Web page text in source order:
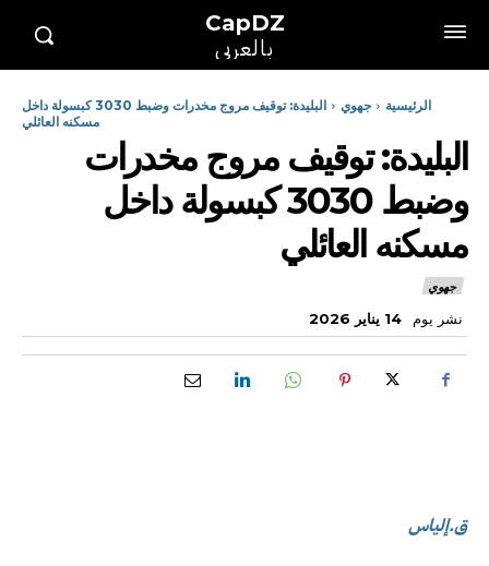
CapDZ
بالعربي
الرئيسية جهوي
البليدة: توقيف مروج مخدرات وضبط 3030 كبسولة داخل
مسكنه العائلي
البليدة: توقيف مروج مخدرات
وضبط 3030 كبسولة داخل
مسكنه العائلي
جهوي
نشر يوم 14 يناير 2026
ق.إلياس